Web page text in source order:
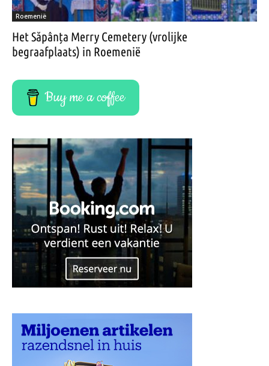
Roemenië
Het Săpânța Merry Cemetery (vrolijke
begraafplaats) in Roemenië
Buy me a coffee